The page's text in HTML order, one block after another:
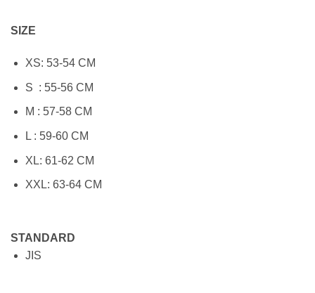
SIZE
XS: 53-54 CM
S : 55-56 CM
M : 57-58 CM
L : 59-60 CM
XL: 61-62 CM
XXL: 63-64 CM
STANDARD
JIS